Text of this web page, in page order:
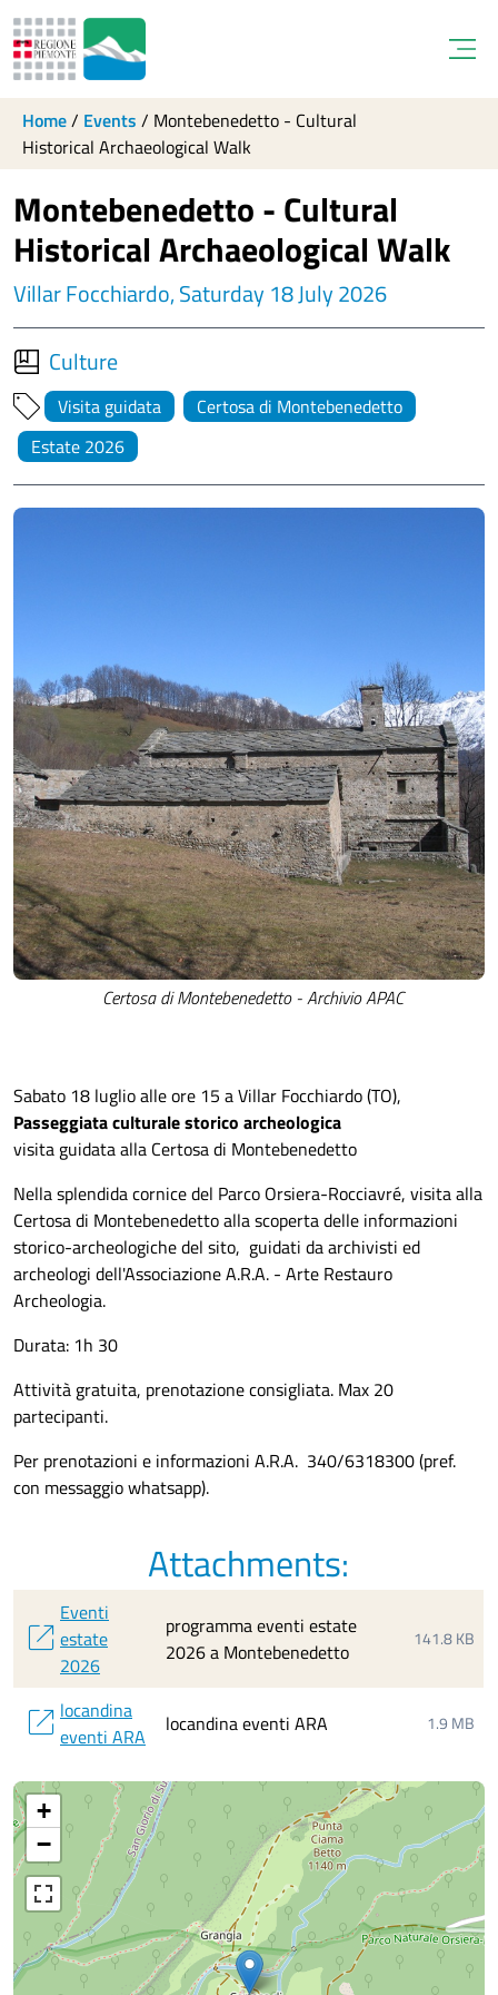
Home/ Events / Montebenedetto - Cultural
Historical Archaeological Walk
Montebenedetto - Cultural
Historical Archaeological Walk
Villar Focchiardo, Saturday 18 July 2026
Culture
Visita guidata
Certosa di Montebenedetto
Estate 2026
Certosa di Montebenedetto - Archivio APAC
Sabato 18 luglio alle ore 15 a Villar Focchiardo (TO),
Passeggiata culturale storico archeologica
visita guidata alla Certosa di Montebenedetto
Nella splendida cornice del Parco Orsiera-Rocciavré, visita alla
Certosa di Montebenedetto alla scoperta delle informazioni
storico-archeologiche del sito, guidati da archivisti ed
archeologi dell'Associazione A.R.A. - Arte Restauro
Archeologia.
Durata: 1h 30
Attività gratuita, prenotazione consigliata. Max 20
partecipanti.
Per prenotazioni e informazioni A.R.A. 340/6318300 (pref.
con messaggio whatsapp).
Attachments:
open_in_new
Eventi
estate
2026
programma eventi estate
2026 a Montebenedetto
141.8 KB
open_in_new locandina
eventi ARA
locandina eventi ARA 1.9 MB
+
−